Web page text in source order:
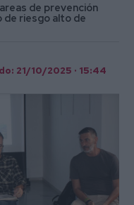
de prevención
de riesgo alto de
21/10/2025 · 15:44